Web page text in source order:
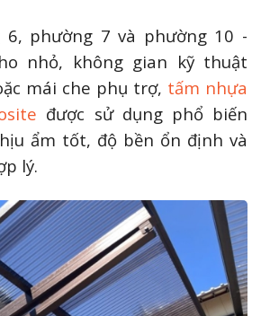
6, phường 7 và phường 10 -
nhỏ, không gian kỹ thuật
mái che phụ trợ, tấm nhựa
được sử dụng phổ biến
ẩm tốt, độ bền ổn định và
lý.